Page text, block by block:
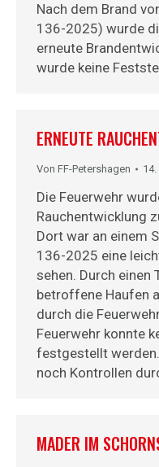
Nach dem Brand
136-2025) wurde
erneute
wurde keine
ERNEUTE
Von FF-Petershagen
Die Feuerwehr
Rauchentwicklung
Dort war an einem
136-2025 eine
sehen. Durch einen
betroffene Haufen
durch die
Feuerwehr konnte
festgestellt
noch Kontrollen
MADER IM